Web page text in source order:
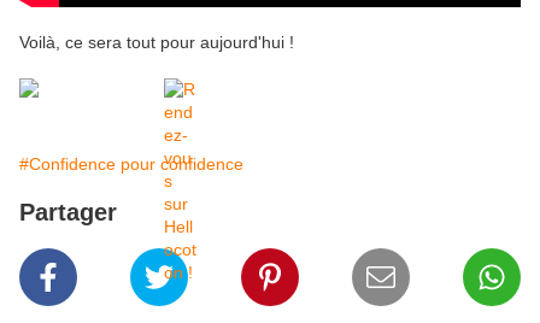
Voilà, ce sera tout pour aujourd'hui !
#Confidence pour confidence
Partager